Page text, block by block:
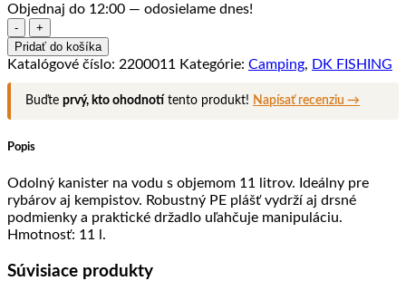
Objednaj do 12:00 — odosielame dnes!
množstvo
Anaconda
kanister
vodu
Water
11
Pridať do košíka
Katalógové číslo: 2200011 Kategórie: Camping, DK FISHING
Buďte prvý, kto ohodnotí tento produkt! Napísať recenziu →
Popis
Odolný kanister na vodu s objemom 11 litrov. Ideálny pre
rybárov aj kempistov. Robustný PE plášť vydrží aj drsné
podmienky a praktické držadlo uľahčuje manipuláciu.
Hmotnosť: 11 l.
Súvisiace produkty